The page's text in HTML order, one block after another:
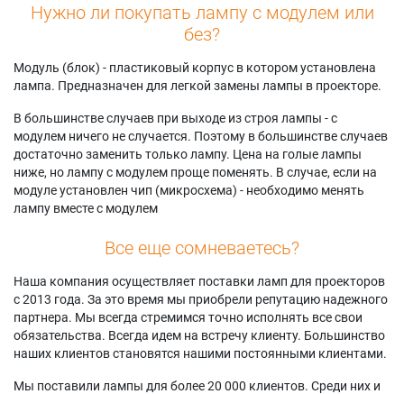
Нужно ли покупать лампу с модулем или
без?
Модуль (блок) - пластиковый корпус в котором установлена
лампа. Предназначен для легкой замены лампы в проекторе.
В большинстве случаев при выходе из строя лампы - с
модулем ничего не случается. Поэтому в большинстве случаев
достаточно заменить только лампу. Цена на голые лампы
ниже, но лампу с модулем проще поменять. В случае, если на
модуле установлен чип (микросхема) - необходимо менять
лампу вместе с модулем
Все еще сомневаетесь?
Наша компания осуществляет поставки ламп для проекторов
с 2013 года. За это время мы приобрели репутацию надежного
партнера. Мы всегда стремимся точно исполнять все свои
обязательства. Всегда идем на встречу клиенту. Большинство
наших клиентов становятся нашими постоянными клиентами.
Мы поставили лампы для более 20 000 клиентов. Среди них и